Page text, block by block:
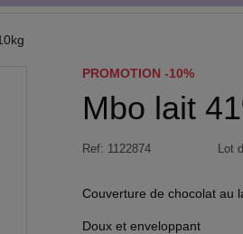
PROMOTION -10%
Mbo lait
Ref: 1122874 Lot
Couverture de chocolat au
Doux et enveloppant